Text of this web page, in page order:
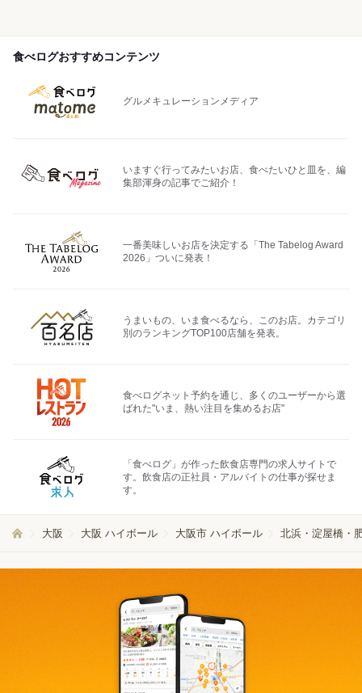
食べログおすすめコンテンツ
グルメキュレーションメディア
いますぐ行ってみたいお店、食べたいひと皿を、編
集部渾身の記事でご紹介！
一番美味しいお店を決定する「The Tabelog Award
2026」ついに発表！
うまいもの、いま食べるなら、このお店。カテゴリ
別のランキングTOP100店舗を発表。
食べログネット予約を通じ、多くのユーザーから選
ばれた"いま、熱い注目を集めるお店"
「食べログ」が作った飲食店専門の求人サイトで
す。飲食店の正社員・アルバイトの仕事が探せま
す。
大阪 大阪 ハイボール 大阪市 ハイボール 北浜・淀屋橋・